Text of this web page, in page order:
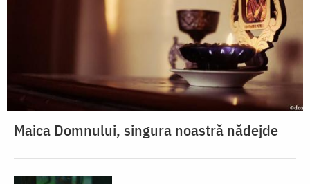
Maica Domnului, singura noastră nădejde